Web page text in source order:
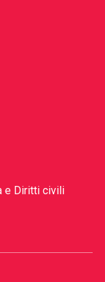
e Diritti civili